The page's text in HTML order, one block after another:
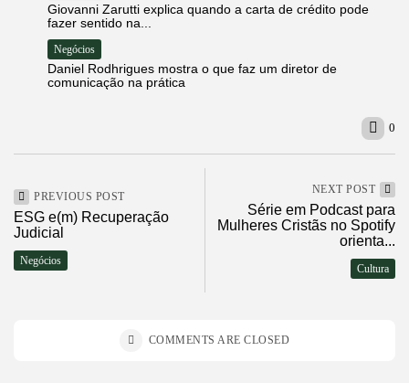
Giovanni Zarutti explica quando a carta de crédito pode
fazer sentido na...
Negócios
Daniel Rodhrigues mostra o que faz um diretor de
comunicação na prática
0
PREVIOUS POST
ESG e(m) Recuperação
Judicial
Negócios
NEXT POST
Série em Podcast para
Mulheres Cristãs no Spotify
orienta...
Cultura
COMMENTS ARE CLOSED